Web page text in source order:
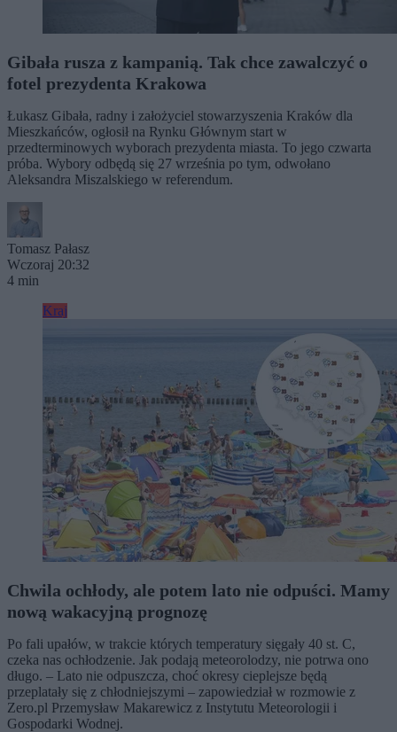
Gibała rusza z kampanią. Tak chce zawalczyć o
fotel prezydenta Krakowa
Łukasz Gibała, radny i założyciel stowarzyszenia Kraków dla
Mieszkańców, ogłosił na Rynku Głównym start w
przedterminowych wyborach prezydenta miasta. To jego czwarta
próba. Wybory odbędą się 27 września po tym, odwołano
Aleksandra Miszalskiego w referendum.
Tomasz Pałasz
Wczoraj 20:32
4 min
Kraj
Chwila ochłody, ale potem lato nie odpuści. Mamy
nową wakacyjną prognozę
Po fali upałów, w trakcie których temperatury sięgały 40 st. C,
czeka nas ochłodzenie. Jak podają meteorolodzy, nie potrwa ono
długo. – Lato nie odpuszcza, choć okresy cieplejsze będą
przeplatały się z chłodniejszymi – zapowiedział w rozmowie z
Zero.pl Przemysław Makarewicz z Instytutu Meteorologii i
Gospodarki Wodnej.